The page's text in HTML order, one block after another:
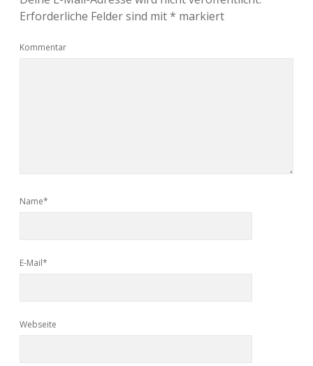
Erforderliche Felder sind mit* markiert
Kommentar
Name*
E-Mail*
Webseite